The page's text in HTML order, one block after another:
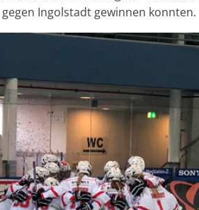
Ingolstadt gewinnen konnten.